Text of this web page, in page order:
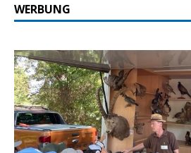
WERBUNG